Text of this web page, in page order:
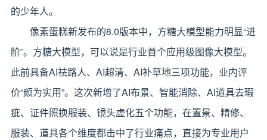
的少年人。
像素蛋糕新发布的8.0版本中，方糖大模型能力明显“进
阶”。方糖大模型，可以说是行业首个应用级图像大模型。
此前具备AI祛路人、AI超清、AI补草地三项功能，业内评
价“颇为实用”。这次新增了AI布景、智能消除、AI道具去瑕
疵、证件照换服装、镜头虚化五个功能，在置景、精修、
服装、道具各个维度都击中了行业痛点，直接为专业用户